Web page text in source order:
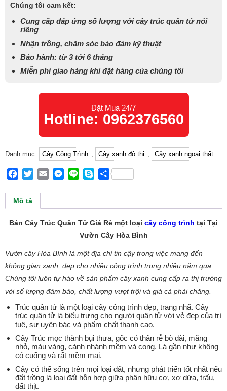
Chúng tôi cam kết:
Cung cấp đáp ứng số lượng với cây trúc quân tử nói
riêng
Nhận trồng, chăm sóc bảo đảm kỹ thuật
Bảo hành: từ 3 tới 6 tháng
Miễn phí giao hàng khi đặt hàng của chúng tôi
Đặt Mua 24/7
Hotline: 0962376560
Danh mục: Cây Công Trình Cây xanh đô thị Cây xanh ngoại thất
Facebook
TwitterEmailMessenger
Line SkypeShare
Mô tả
Bán Cây Trúc Quân Tử Giá Rẻ một loại cây công trình tại Tại
Vườn Cây Hòa Bình
Vườn cây Hòa Bình là một địa chỉ tin cậy trong việc mang đến
không gian xanh, đẹp cho nhiều công trình trong nhiều năm qua.
Chúng tôi luôn tự hào về sản phẩm cây xanh cung cấp ra thị trường
với số lượng đảm bảo, chất lượng vượt trội và giá cả phải chăng.
Trúc quân tử là một loại cây công trình đẹp, trang nhã. Cây
trúc quân tử là biểu trưng cho người quân tử với vẻ đẹp của trí
tuệ, sự uyên bác và phẩm chất thanh cao.
Cây Trúc mọc thành bụi thưa, gốc có thân rễ bò dài, măng
nhỏ, màu vàng, cành nhánh mềm và cong. Lá gần như không
có cuống và rất mềm mại.
Cây có thể sống trên mọi loại đất, nhưng phát triển tốt nhất nếu
đất trồng là loại đất hỗn hợp giữa phân hữu cơ, xơ dừa, trấu,
đất thịt.